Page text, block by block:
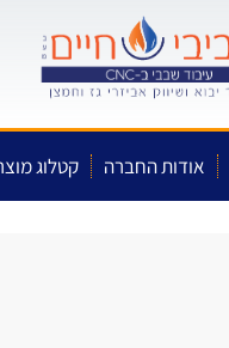
אודות החברה קטלוג